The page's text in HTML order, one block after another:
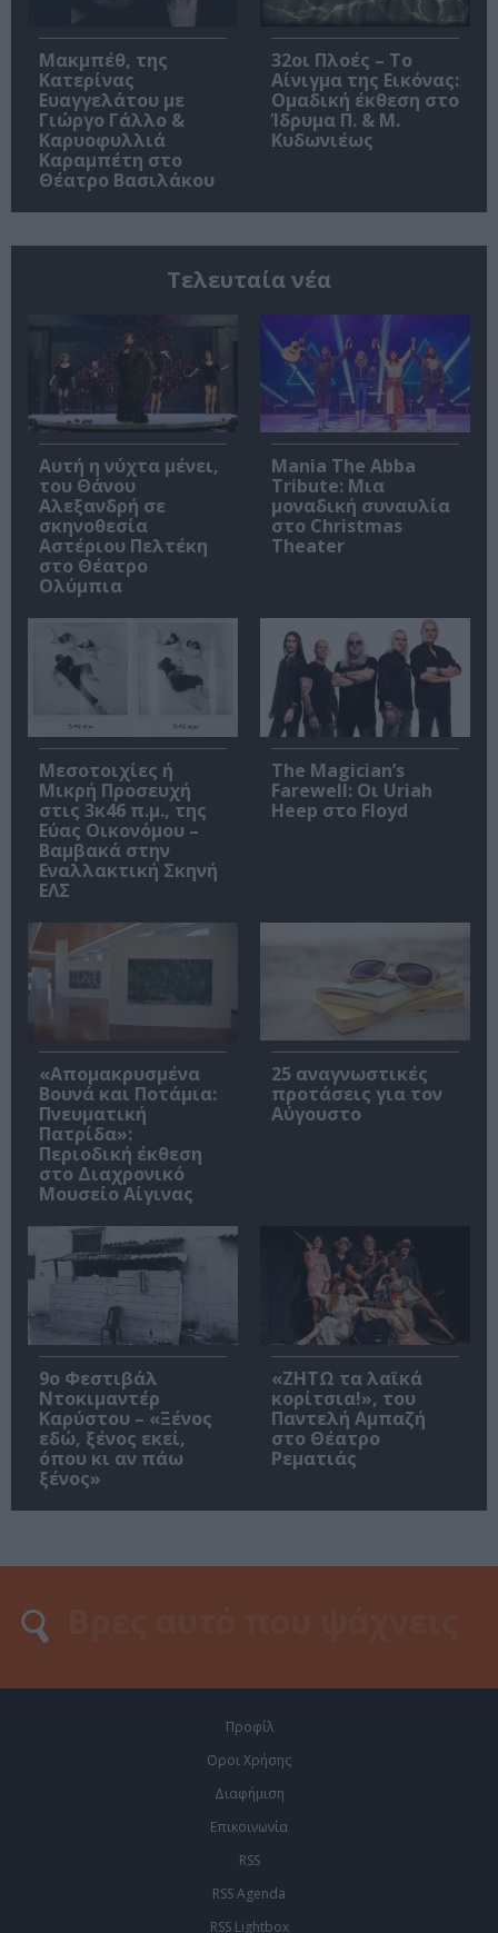
Μακμπέθ, της
Κατερίνας
Ευαγγελάτου με
Γιώργο Γάλλο &
Καρυοφυλλιά
Καραμπέτη στο
Θέατρο Βασιλάκου
32οι Πλοές – Το
Αίνιγμα της Εικόνας:
Ομαδική έκθεση στο
Ίδρυμα Π. & Μ.
Κυδωνιέως
Τελευταία νέα
Αυτή η νύχτα μένει,
του Θάνου
Αλεξανδρή σε
σκηνοθεσία
Αστέριου Πελτέκη
στο Θέατρο
Ολύμπια
Mania The Abba
Tribute: Μια
μοναδική συναυλία
στο Christmas
Theater
Μεσοτοιχίες ή
Μικρή Προσευχή
στις 3κ46 π.μ., της
Εύας Οικονόμου –
Βαμβακά στην
Εναλλακτική Σκηνή
ΕΛΣ
The Magician’s
Farewell: Οι Uriah
Heep στο Floyd
«Απομακρυσμένα
Βουνά και Ποτάμια:
Πνευματική
Πατρίδα»:
Περιοδική έκθεση
στο Διαχρονικό
Μουσείο Αίγινας
25 αναγνωστικές
προτάσεις για τον
Αύγουστο
9ο Φεστιβάλ
Ντοκιμαντέρ
Καρύστου – «Ξένος
εδώ, ξένος εκεί,
όπου κι αν πάω
ξένος»
«ΖΗΤΩ τα λαϊκά
κορίτσια!», του
Παντελή Αμπαζή
στο Θέατρο
Ρεματιάς
Προφίλ
Οροι Χρήσης
Διαφήμιση
Επικοινωνία
RSS
RSS Agenda
RSS Lightbox